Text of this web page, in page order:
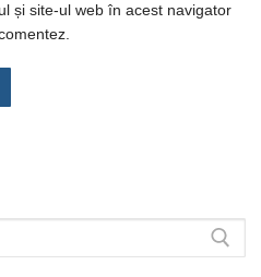
și site-ul web în acest navigator